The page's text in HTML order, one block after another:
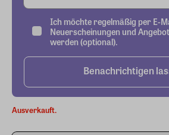
Ich möchte regelmäßig per E-
Neuerscheinungen und
werden (optional).
Benachrichtigen
Ausverkauft.